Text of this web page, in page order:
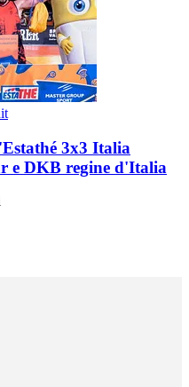
3x3 Italia
e DKB regine d'Italia